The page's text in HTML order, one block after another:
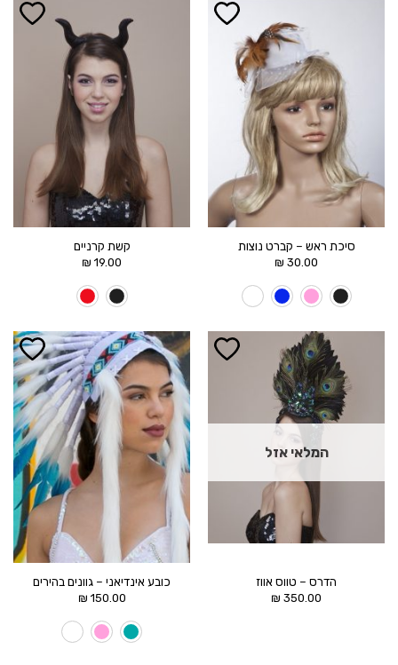
הוסף ל
WISHLIST
סיכת ראש – קברט נוצות
30.00
₪
WISHLIST
קשת קרניים
19.00
₪
המלאי אזל
הדרס – טווס אווז
350.00
₪
הוסף ל
WISHLIST
כובע אינדיאני – גוונים בהירים
150.00
₪